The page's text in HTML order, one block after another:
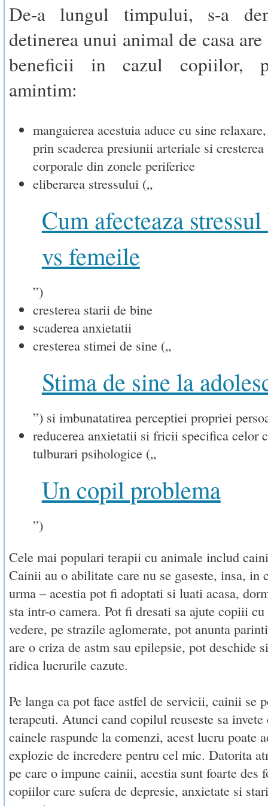
De-a lungul timpului, s-a
detinerea unui animal de casa
beneficii in cazul copiilor,
amintim:
mangaierea acestuia aduce cu sine
prin scaderea presiunii arteriale si
corporale din zonele periferice
eliberarea stressului („
Cum afecteaza
vs femeile
”)
cresterea starii de bine
scaderea anxietatii
cresterea stimei de sine („
Stima de sine la
”) si imbunatatirea perceptiei propriei
reducerea anxietatii si fricii specifica celor
tulburari psihologice („
Un copil problema
”)
Cele mai populari terapii cu animale includ
Cainii au o abilitate care nu se gaseste, insa, in
urma – acestia pot fi adoptati si luati acasa,
sta intr-o camera. Pot fi dresati sa ajute copiii
vedere, pe strazile aglomerate, pot anunta
are o criza de astm sau epilepsie, pot deschide
ridica lucrurile cazute.
Pe langa ca pot face astfel de servicii, cainii se
terapeuti. Atunci cand copilul reuseste sa
cainele raspunde la comenzi, acest lucru poate
explozie de incredere pentru cel mic. Datorita
pe care o impune cainii, acestia sunt foarte des
copiilor care sufera de depresie, anxietate si